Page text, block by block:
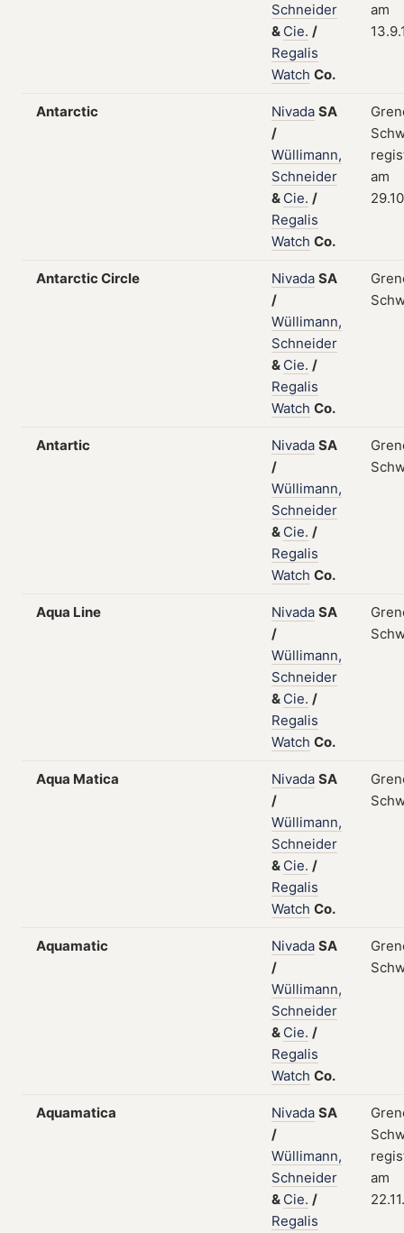
Schneider
& Cie. /
Regalis
Watch Co.
am
Antarctic Nivada SA
/
Wüllimann,
Schneider
& Cie. /
Regalis
Watch Co.
am
Antarctic Circle Nivada SA
/
Wüllimann,
Schneider
& Cie. /
Regalis
Watch Co.
Antartic Nivada SA
/
Wüllimann,
Schneider
& Cie. /
Regalis
Watch Co.
Aqua Line Nivada SA
/
Wüllimann,
Schneider
& Cie. /
Regalis
Watch Co.
Aqua Matica Nivada SA
/
Wüllimann,
Schneider
& Cie. /
Regalis
Watch Co.
Aquamatic Nivada SA
/
Wüllimann,
Schneider
& Cie. /
Regalis
Watch Co.
Aquamatica Nivada SA
/
Wüllimann,
Schneider
& Cie. /
Regalis
am